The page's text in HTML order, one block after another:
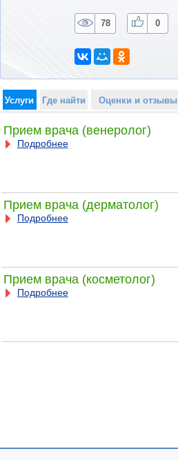
78 0
Услуги Где найти Оценки и отзывы
Прием врача (венеролог)
Подробнее
Прием врача (дерматолог)
Подробнее
Прием врача (косметолог)
Подробнее